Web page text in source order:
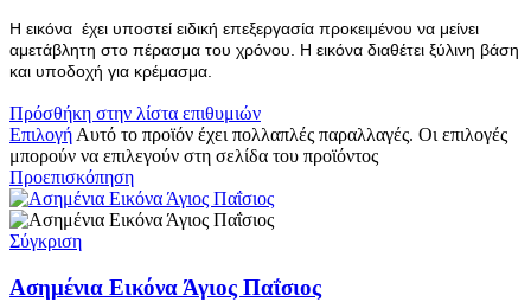
Η εικόνα έχει υποστεί ειδική επεξεργασία προκειμένου να μείνει
αμετάβλητη στο πέρασμα του χρόνου. Η εικόνα διαθέτει ξύλινη βάση
και υποδοχή για κρέμασμα.
Πρόσθήκη στην λίστα επιθυμιών
ΕπιλογήΑυτό το προϊόν έχει πολλαπλές παραλλαγές. Οι επιλογές
μπορούν να επιλεγούν στη σελίδα του προϊόντος
Προεπισκόπηση
Σύγκριση
Ασημένια Εικόνα Άγιος Παΐσιος